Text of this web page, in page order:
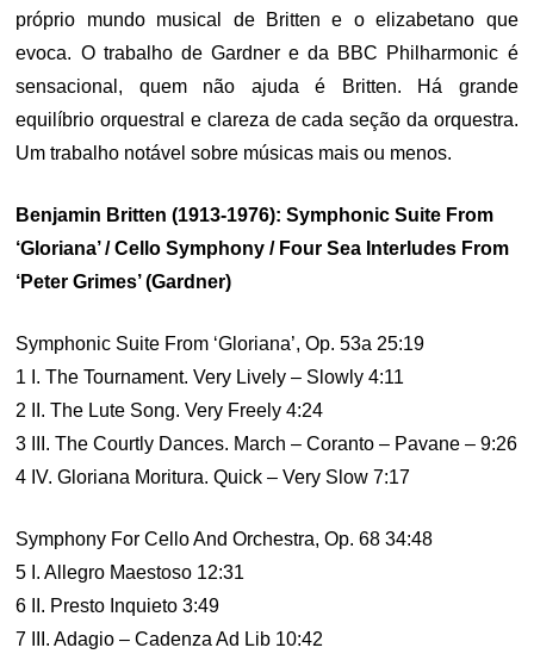
próprio mundo musical de Britten e o elizabetano que
evoca. O trabalho de Gardner e da BBC Philharmonic é
sensacional, quem não ajuda é Britten. Há grande
equilíbrio orquestral e clareza de cada seção da orquestra.
Um trabalho notável sobre músicas mais ou menos.
Benjamin Britten (1913-1976): Symphonic Suite From
‘Gloriana’ / Cello Symphony / Four Sea Interludes From
‘Peter Grimes’ (Gardner)
Symphonic Suite From ‘Gloriana’, Op. 53a 25:19
1 I. The Tournament. Very Lively – Slowly 4:11
2 II. The Lute Song. Very Freely 4:24
3 III. The Courtly Dances. March – Coranto – Pavane – 9:26
4 IV. Gloriana Moritura. Quick – Very Slow 7:17
Symphony For Cello And Orchestra, Op. 68 34:48
5 I. Allegro Maestoso 12:31
6 II. Presto Inquieto 3:49
7 III. Adagio – Cadenza Ad Lib 10:42